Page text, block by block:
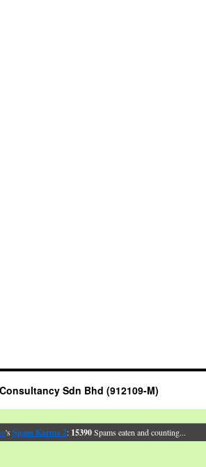
Sdn Bhd (912109-M)
's Spam Karma 2: 15390Spams eaten and counting...